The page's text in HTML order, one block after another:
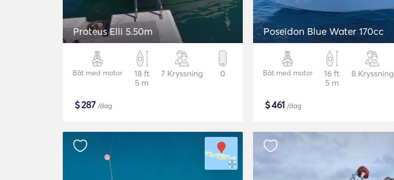
Proteus Elli 5.50m
Båt med motor
18 ft
5 m
7 Kryssning 0
$287 /dag
Poseidon Blue Water 170cc
Båt med motor
16 ft
5 m
8 Kryssning
$461 /dag